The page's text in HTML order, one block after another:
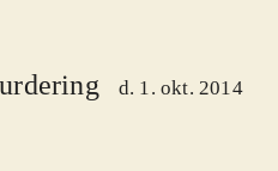
d. 1. okt. 2014